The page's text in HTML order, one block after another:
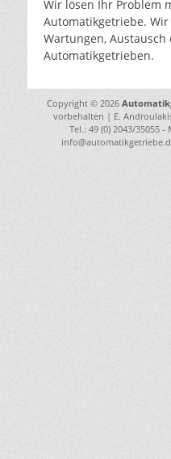
Wir lösen Ihr Problem
Automatikgetriebe.
Wartungen,
Automatikgetrieben.
Copyright © 2026
vorbehalten | E.
Tel.: 49 (0) 2043/35055